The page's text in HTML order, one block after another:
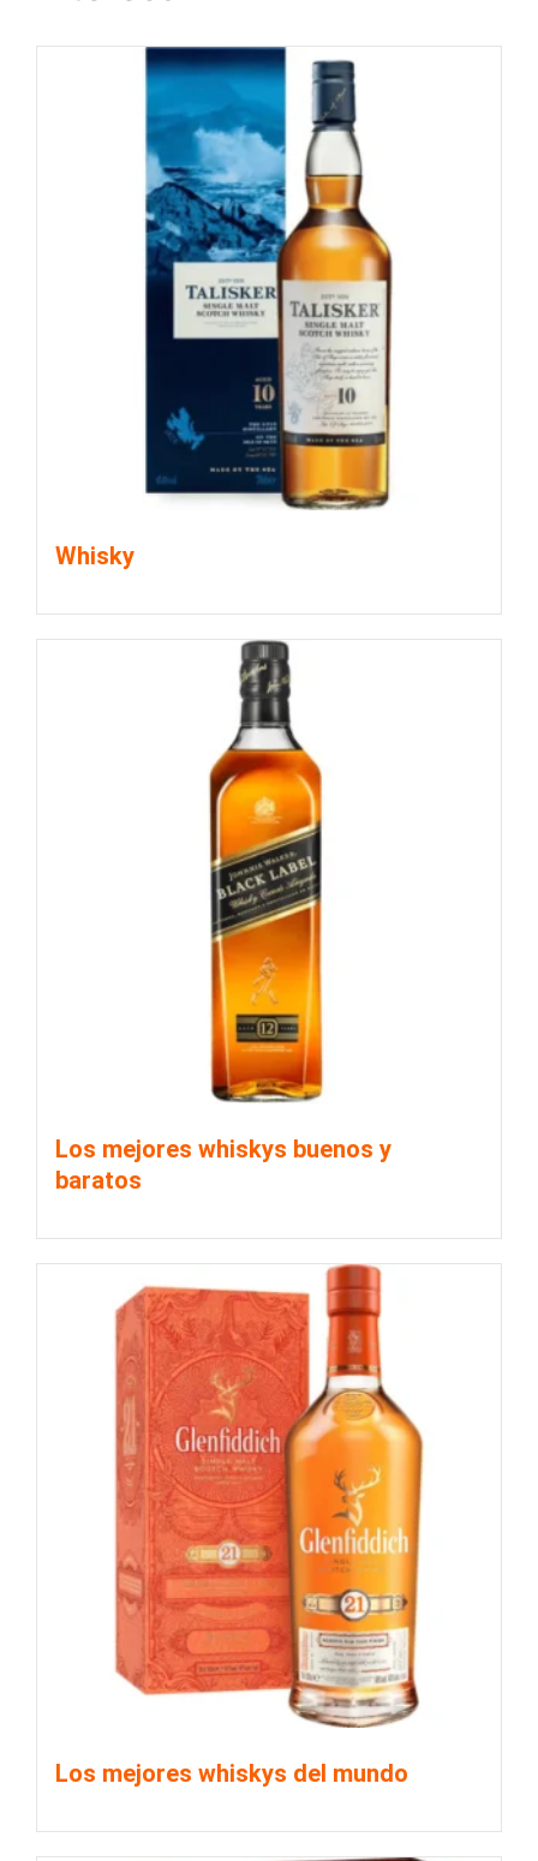
Whisky
Los mejores whiskys buenos y
baratos
Los mejores whiskys del mundo